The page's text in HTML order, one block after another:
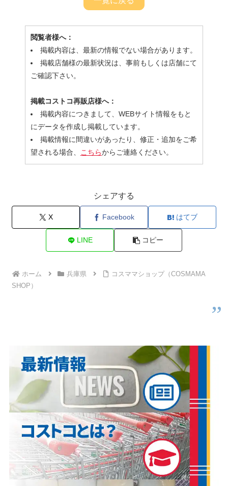
閲覧者様へ：
掲載内容は、最新の情報でない場合があります。
掲載店舗様の最新状況は、事前もしくは店舗にて
ご確認下さい。
掲載コストコ再販店様へ：
掲載内容につきまして、WEBサイト情報をもと
にデータを作成し掲載しています。
掲載情報に間違いがあったり、修正・追加をご希
望される場合、 こちらからご連絡ください。
シェアする
X Facebook はてブ
LINE コピー
ホーム 兵庫県
コスママショップ（COSMAMA
SHOP）